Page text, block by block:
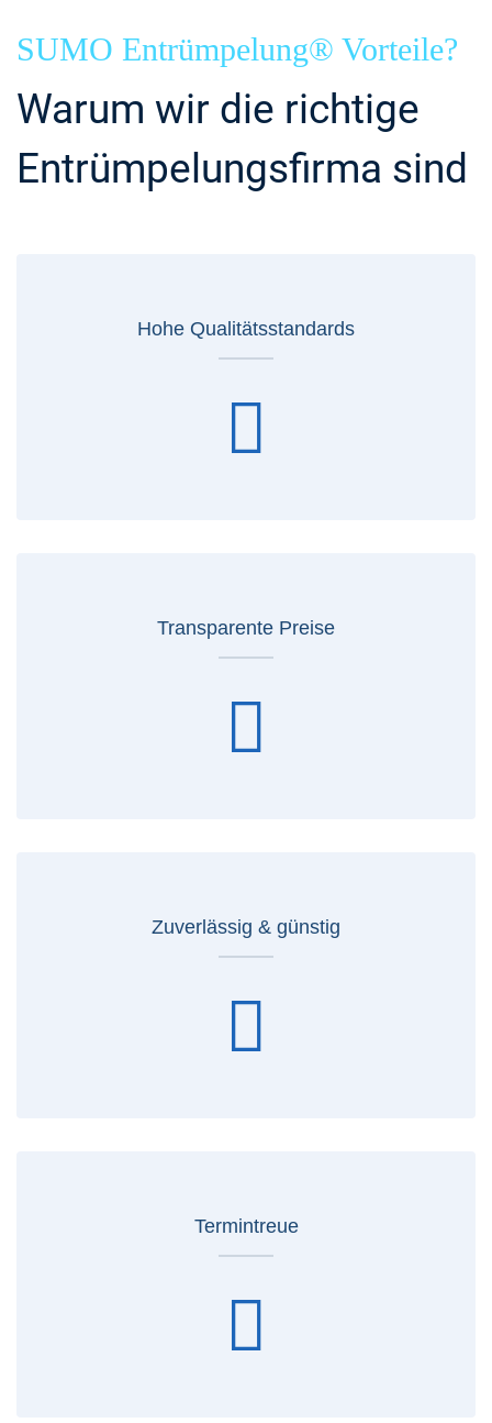
SUMO Entrümpelung® Vorteile?
Warum wir die richtige
Entrümpelungsfirma sind
Hohe Qualitätsstandards
Transparente Preise
Zuverlässig & günstig
Termintreue